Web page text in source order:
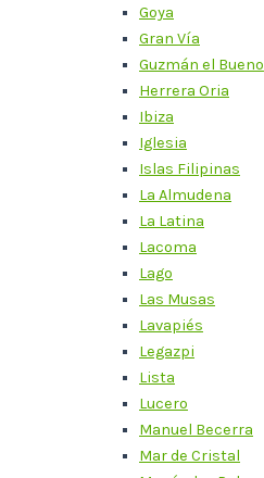
Goya
Gran Vía
Guzmán el Bueno
Herrera Oria
Ibiza
Iglesia
Islas Filipinas
La Almudena
La Latina
Lacoma
Lago
Las Musas
Lavapiés
Legazpi
Lista
Lucero
Manuel Becerra
Mar de Cristal